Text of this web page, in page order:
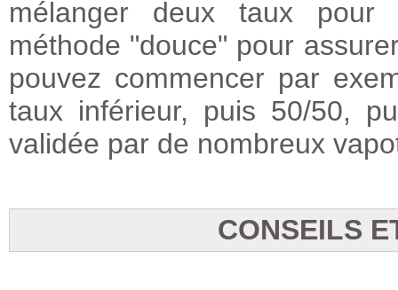
mélanger deux taux pour
méthode "douce" pour
pouvez commencer par
taux inférieur, puis 50/50,
validée par de nombreux
CONSEILS